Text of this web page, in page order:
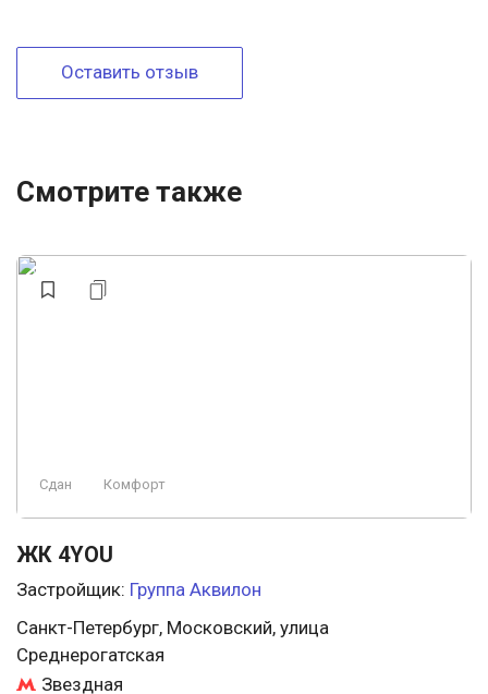
Оставить отзыв
Смотрите также
Сдан Комфорт
ЖК 4YOU
Застройщик: Группа Аквилон
Санкт-Петербург, Московский, улица
Среднерогатская
Звездная